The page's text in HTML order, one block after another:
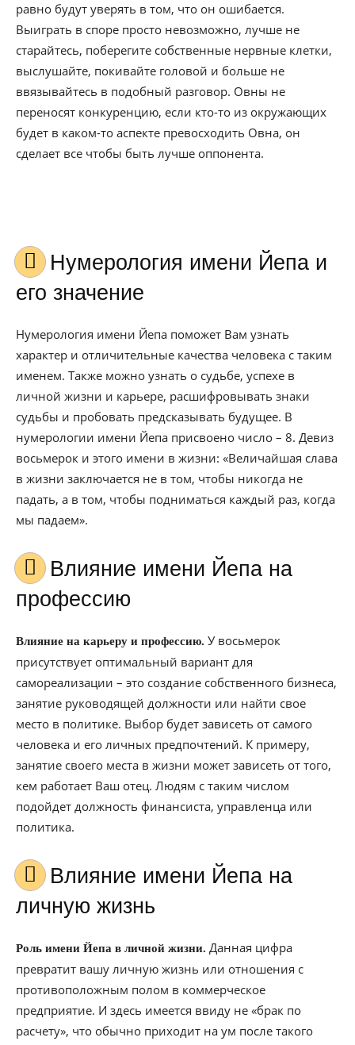
равно будут уверять в том, что он ошибается.
Выиграть в споре просто невозможно, лучше не
старайтесь, поберегите собственные нервные клетки,
выслушайте, покивайте головой и больше не
ввязывайтесь в подобный разговор. Овны не
переносят конкуренцию, если кто-то из окружающих
будет в каком-то аспекте превосходить Овна, он
сделает все чтобы быть лучше оппонента.
Нумерология имени Йепа и
его значение
Нумерология имени Йепа поможет Вам узнать
характер и отличительные качества человека с таким
именем. Также можно узнать о судьбе, успехе в
личной жизни и карьере, расшифровывать знаки
судьбы и пробовать предсказывать будущее. В
нумерологии имени Йепа присвоено число – 8. Девиз
восьмерок и этого имени в жизни: «Величайшая слава
в жизни заключается не в том, чтобы никогда не
падать, а в том, чтобы подниматься каждый раз, когда
мы падаем».
Влияние имени Йепа на
профессию
Влияние на карьеру и профессию. У восьмерок
присутствует оптимальный вариант для
самореализации – это создание собственного бизнеса,
занятие руководящей должности или найти свое
место в политике. Выбор будет зависеть от самого
человека и его личных предпочтений. К примеру,
занятие своего места в жизни может зависеть от того,
кем работает Ваш отец. Людям с таким числом
подойдет должность финансиста, управленца или
политика.
Влияние имени Йепа на
личную жизнь
Роль имени Йепа в личной жизни. Данная цифра
превратит вашу личную жизнь или отношения с
противоположным полом в коммерческое
предприятие. И здесь имеется ввиду не «брак по
расчету», что обычно приходит на ум после такого